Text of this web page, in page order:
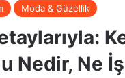
Moda & Güzellik
Nedir, Ne